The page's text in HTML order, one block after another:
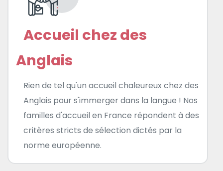
Accueil chez des
Anglais
Rien de tel qu'un accueil chaleureux chez des
Anglais pour s'immerger dans la langue ! Nos
familles d'accueil en France répondent à des
critères stricts de sélection dictés par la
norme européenne.